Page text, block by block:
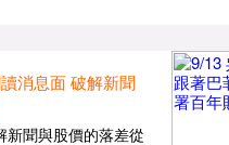
消息面 破解新聞
新聞與股價的落差從